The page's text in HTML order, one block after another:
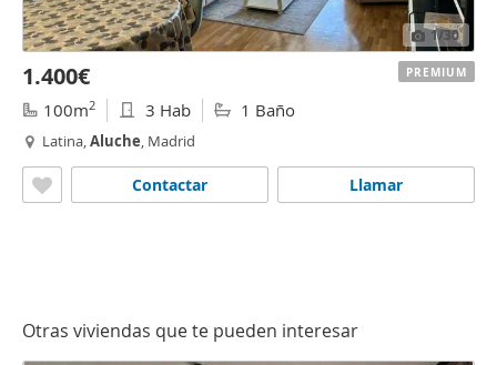
1/30
1.400€
100m2 3 Hab 1 Baño
Latina,Aluche, Madrid
Llamar
Contactar
PREMIUM
Otras viviendas que te pueden interesar